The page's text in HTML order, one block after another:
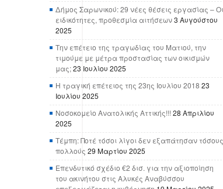
Δήμος Σαρωνικού: 29 νέες θέσεις εργασίας – Οι
ειδικότητες, προθεσμία αιτήσεων3 Αυγούστου
2025
Την επέτειο της τραγωδίας του Ματιού, την
τιμούμε με μέτρα προστασίας των οικισμών
μας;23 Ιουλίου 2025
Η τραγική επέτειος της 23ης Ιουλίου 2018 23
Ιουλίου 2025
Νοσοκομείο Ανατολικής Αττικής!!! 28 Απριλίου
2025
Τέμπη: Ποτέ τόσοι λίγοι δεν εξαπάτησαν τόσους
πολλούς 29 Μαρτίου 2025
Επενδυτικό σχέδιο €2 δισ. για την αξιοποίηση
του ακινήτου στις Αλυκές Αναβύσσου